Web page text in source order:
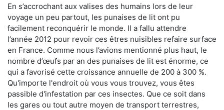
En s’accrochant aux valises des humains lors de leur
voyage un peu partout, les punaises de lit ont pu
facilement reconquérir le monde. Il a fallu attendre
l’année 2012 pour revoir ces êtres nuisibles refaire surface
en France. Comme nous l’avions mentionné plus haut, le
nombre d’œufs par an des punaises de lit est énorme, ce
qui a favorisé cette croissance annuelle de 200 à 300 %.
Qu'importe l'endroit où vous vous trouvez, vous êtes
passible d'infestation par ces insectes. Que ce soit dans
les gares ou tout autre moyen de transport terrestres,